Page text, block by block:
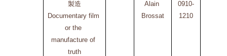
製造
Documentary film
or the
manufacture of
truth
Alain
Brossat
0910-
1210